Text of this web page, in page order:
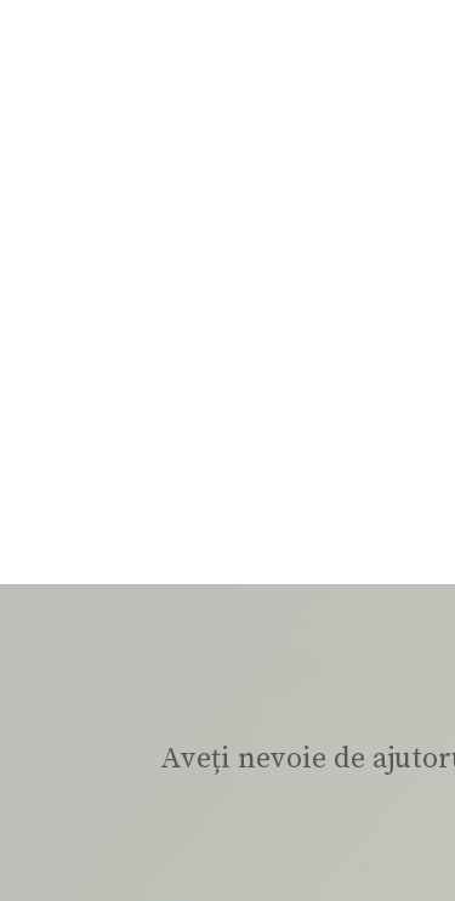
Aveți nevoie de